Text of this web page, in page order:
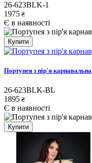
26-623BLK-1
1975 ₴
Є в наявності
Купити
Портупея з пір'я карнавальна
26-623BLK-BL
1895 ₴
Є в наявності
Купити